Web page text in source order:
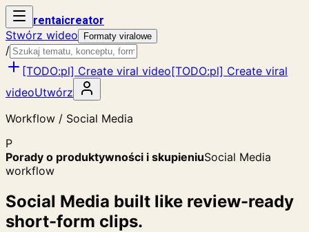
rentaicreator
Stwórz wideo Formaty viralowe
/
[TODO:pl] Create viral video[TODO:pl] Create viral
videoUtwórz
Workflow / Social Media
P
Porady o produktywności i skupieniuSocial Media
workflow
Social Media built like review-ready
short-form clips.